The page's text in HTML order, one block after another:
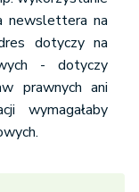
newslettera na
dotyczy na
- dotyczy
prawnych ani
wymagałaby